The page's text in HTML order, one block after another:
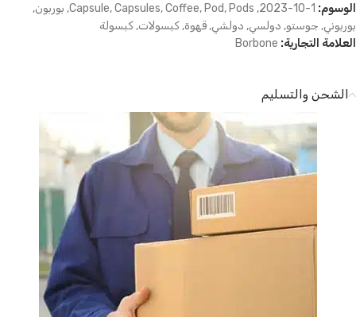
الوسوم: 1-10-2023
,
Capsule,Capsules,Coffee, Pod, Pods
, بوربون,
بوربوني, جوستو, دولسي, دولشي, قهوة, كبسولات, كبسولة
العلامة التجارية: Borbone
الشحن والتسليم